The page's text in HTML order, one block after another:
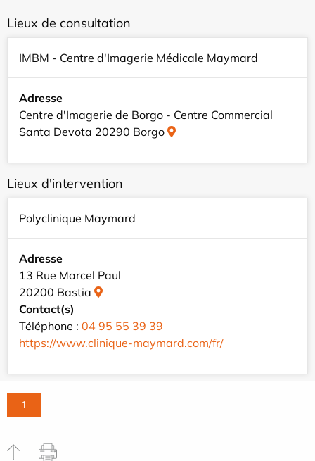
Lieux de consultation
IMBM - Centre d'Imagerie Médicale Maymard
Adresse
Centre d'Imagerie de Borgo - Centre Commercial
Santa Devota 20290 Borgo
Lieux d'intervention
Polyclinique Maymard
Adresse
13 Rue Marcel Paul
20200 Bastia
Contact(s)
Téléphone : 04 95 55 39 39
https://www.clinique-maymard.com/fr/
1